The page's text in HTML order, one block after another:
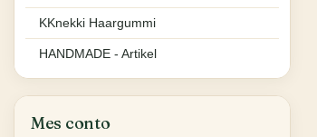
KKnekki Haargummi
HANDMADE - Artikel
Mes conto